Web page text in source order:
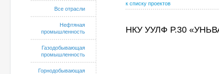
Все отрасли
Нефтяная
промышленность
Газодобывающая
промышленность
Горнодобывающая
к списку проектов
НКУ УУЛФ Р.30